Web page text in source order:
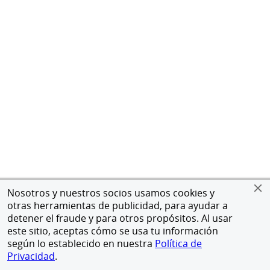
Nosotros y nuestros socios usamos cookies y
otras herramientas de publicidad, para ayudar a
detener el fraude y para otros propósitos. Al usar
este sitio, aceptas cómo se usa tu información
según lo establecido en nuestra Política de
Privacidad.